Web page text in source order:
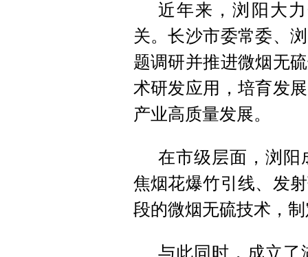
近年来，浏阳大
关。长沙市委常委、
题调研并推进微烟无
术研发应用，培育发
产业高质量发展。
在市级层面，浏阳
焦烟花爆竹引线、发
段的微烟无硫技术，
与此同时，成立了